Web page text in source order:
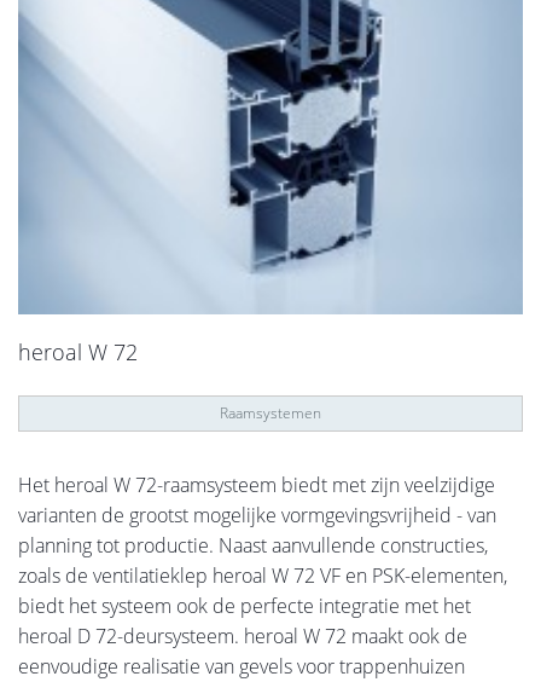
heroal W 72
Raamsystemen
Het heroal W 72-raamsysteem biedt met zijn veelzijdige
varianten de grootst mogelijke vormgevingsvrijheid - van
planning tot productie. Naast aanvullende constructies,
zoals de ventilatieklep heroal W 72 VF en PSK-elementen,
biedt het systeem ook de perfecte integratie met het
heroal D 72-deursysteem. heroal W 72 maakt ook de
eenvoudige realisatie van gevels voor trappenhuizen